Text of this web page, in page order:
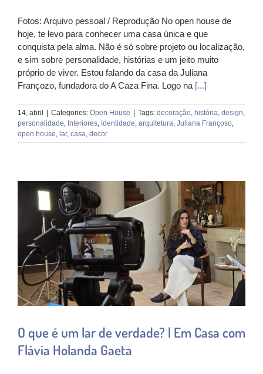
Fotos: Arquivo pessoal / Reprodução No open house de
hoje, te levo para conhecer uma casa única e que
conquista pela alma. Não é só sobre projeto ou localização,
e sim sobre personalidade, histórias e um jeito muito
próprio de viver. Estou falando da casa da Juliana
Françozo, fundadora do A Caza Fina. Logo na [...]
14, abril | Categories: Open House | Tags: decoração história design
personalidade Interiores Identidade arquitetura Juliana Françoso
open house lar, casa decor
O que é um lar de verdade? | Em Casa com
Flávia Holanda Gaeta